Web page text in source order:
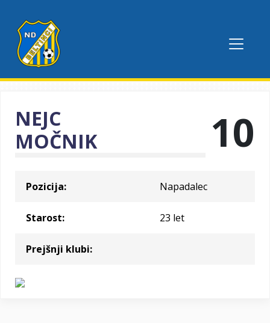
NEJC
MOČNIK
10
Pozicija: Napadalec
Starost: 23 let
Prejšnji klubi: